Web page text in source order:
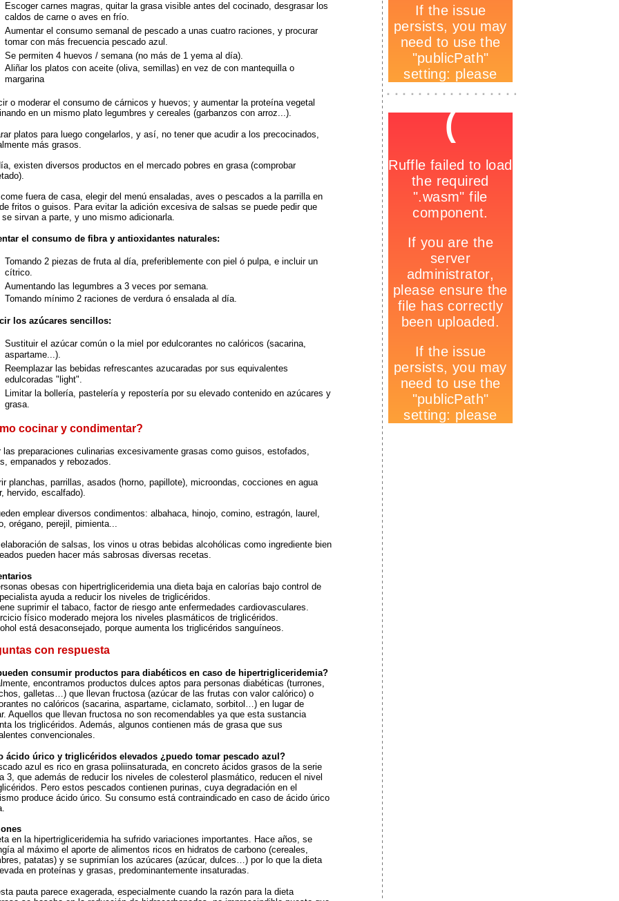
Escoger carnes magras, quitar la grasa visible antes del cocinado, desgrasar los
caldos de carne o aves en frío.
Aumentar el consumo semanal de pescado a unas cuatro raciones, y procurar
tomar con más frecuencia pescado azul.
Se permiten 4 huevos / semana (no más de 1 yema al día).
Aliñar los platos con aceite (oliva, semillas) en vez de con mantequilla o
margarina
o moderar el consumo de cárnicos y huevos; y aumentar la proteína vegetal
en un mismo plato legumbres y cereales (garbanzos con arroz...).
platos para luego congelarlos, y así, no tener que acudir a los precocinados,
más grasos.
existen diversos productos en el mercado pobres en grasa (comprobar
fuera de casa, elegir del menú ensaladas, aves o pescados a la parrilla en
fritos o guisos. Para evitar la adición excesiva de salsas se puede pedir que
sirvan a parte, y uno mismo adicionarla.
el consumo de fibra y antioxidantes naturales:
Tomando 2 piezas de fruta al día, preferiblemente con piel ó pulpa, e incluir un
cítrico.
Aumentando las legumbres a 3 veces por semana.
Tomando mínimo 2 raciones de verdura ó ensalada al día.
los azúcares sencillos:
Sustituir el azúcar común o la miel por edulcorantes no calóricos (sacarina,
aspartame...).
Reemplazar las bebidas refrescantes azucaradas por sus equivalentes
edulcoradas "light".
Limitar la bollería, pastelería y repostería por su elevado contenido en azúcares y
grasa.
cocinar y condimentar?
las preparaciones culinarias excesivamente grasas como guisos, estofados,
empanados y rebozados.
planchas, parrillas, asados (horno, papillote), microondas, cocciones en agua
hervido, escalfado).
emplear diversos condimentos: albahaca, hinojo, comino, estragón, laurel,
orégano, perejil, pimienta...
de salsas, los vinos u otras bebidas alcohólicas como ingrediente bien
pueden hacer más sabrosas diversas recetas.
obesas con hipertrigliceridemia una dieta baja en calorías bajo control de
ayuda a reducir los niveles de triglicéridos.
suprimir el tabaco, factor de riesgo ante enfermedades cardiovasculares.
físico moderado mejora los niveles plasmáticos de triglicéridos.
está desaconsejado, porque aumenta los triglicéridos sanguíneos.
con respuesta
consumir productos para diabéticos en caso de hipertrigliceridemia?
encontramos productos dulces aptos para personas diabéticas (turrones,
galletas…) que llevan fructosa (azúcar de las frutas con valor calórico) o
no calóricos (sacarina, aspartame, ciclamato, sorbitol…) en lugar de
Aquellos que llevan fructosa no son recomendables ya que esta sustancia
los triglicéridos. Además, algunos contienen más de grasa que sus
convencionales.
ácido úrico y triglicéridos elevados ¿puedo tomar pescado azul?
azul es rico en grasa poliinsaturada, en concreto ácidos grasos de la serie
3, que además de reducir los niveles de colesterol plasmático, reducen el nivel
Pero estos pescados contienen purinas, cuya degradación en el
produce ácido úrico. Su consumo está contraindicado en caso de ácido úrico
en la hipertrigliceridemia ha sufrido variaciones importantes. Hace años, se
al máximo el aporte de alimentos ricos en hidratos de carbono (cereales,
patatas) y se suprimían los azúcares (azúcar, dulces…) por lo que la dieta
en proteínas y grasas, predominantemente insaturadas.
pauta parece exagerada, especialmente cuando la razón para la dieta
_